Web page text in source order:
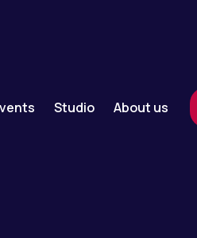
Studio About us